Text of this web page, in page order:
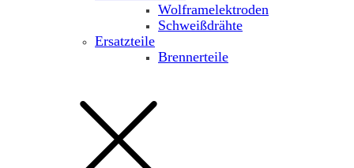
Wolframelektroden
Schweißdrähte
Ersatzteile
Brennerteile